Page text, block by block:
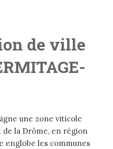
de ville
une zone viticole
la Drôme, en région
englobe les communes